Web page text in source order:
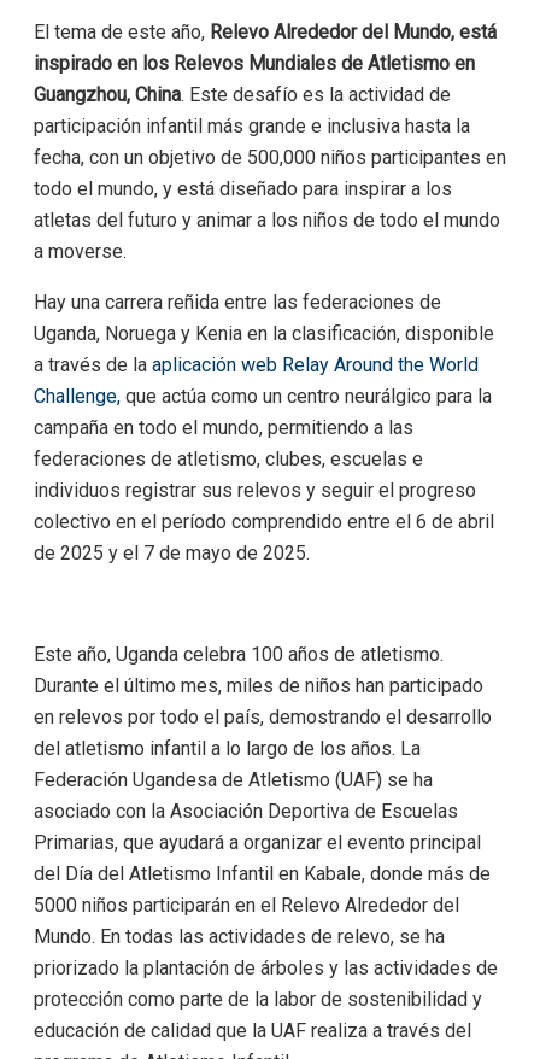
El tema de este año, Relevo Alrededor del Mundo, está
inspirado en los Relevos Mundiales de Atletismo en
Guangzhou, China. Este desafío es la actividad de
participación infantil más grande e inclusiva hasta la
fecha, con un objetivo de 500,000 niños participantes en
todo el mundo, y está diseñado para inspirar a los
atletas del futuro y animar a los niños de todo el mundo
a moverse.
Hay una carrera reñida entre las federaciones de
Uganda, Noruega y Kenia en la clasificación, disponible
a través de la aplicación web Relay Around the World
Challenge,que actúa como un centro neurálgico para la
campaña en todo el mundo, permitiendo a las
federaciones de atletismo, clubes, escuelas e
individuos registrar sus relevos y seguir el progreso
colectivo en el período comprendido entre el 6 de abril
de 2025 y el 7 de mayo de 2025.
Este año, Uganda celebra 100 años de atletismo.
Durante el último mes, miles de niños han participado
en relevos por todo el país, demostrando el desarrollo
del atletismo infantil a lo largo de los años. La
Federación Ugandesa de Atletismo (UAF) se ha
asociado con la Asociación Deportiva de Escuelas
Primarias, que ayudará a organizar el evento principal
del Día del Atletismo Infantil en Kabale, donde más de
5000 niños participarán en el Relevo Alrededor del
Mundo. En todas las actividades de relevo, se ha
priorizado la plantación de árboles y las actividades de
protección como parte de la labor de sostenibilidad y
educación de calidad que la UAF realiza a través del